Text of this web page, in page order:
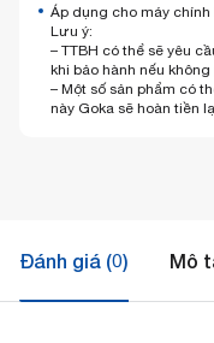
Áp dụng cho máy chính
Lưu ý:
– TTBH có thể sẽ yêu
khi bảo hành nếu
– Một số sản phẩm có
này Goka sẽ hoàn tiền
Đánh giá (0) Mô